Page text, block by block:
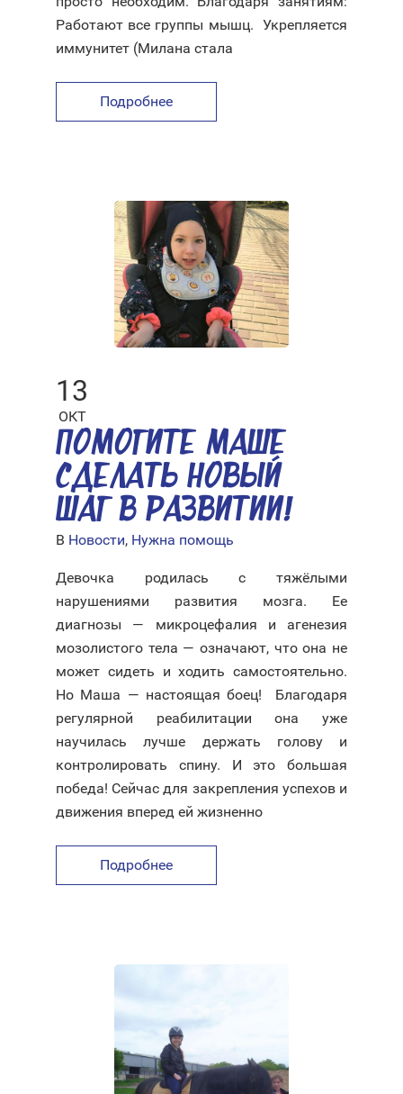
Работают все группы мышц. Укрепляется
иммунитет (Милана стала
Подробнее
13
ОКТ
ПОМОГИТЕ МАШЕ
СДЕЛАТЬ НОВЫЙ
ШАГ В РАЗВИТИИ!
В Новости, Нужна помощь
Девочка родилась с тяжёлыми
нарушениями развития мозга. Ее
диагнозы — микроцефалия и агенезия
мозолистого тела — означают, что она не
может сидеть и ходить самостоятельно.
Но Маша — настоящая боец! Благодаря
регулярной реабилитации она уже
научилась лучше держать голову и
контролировать спину. И это большая
победа! Сейчас для закрепления успехов и
движения вперед ей жизненно
Подробнее